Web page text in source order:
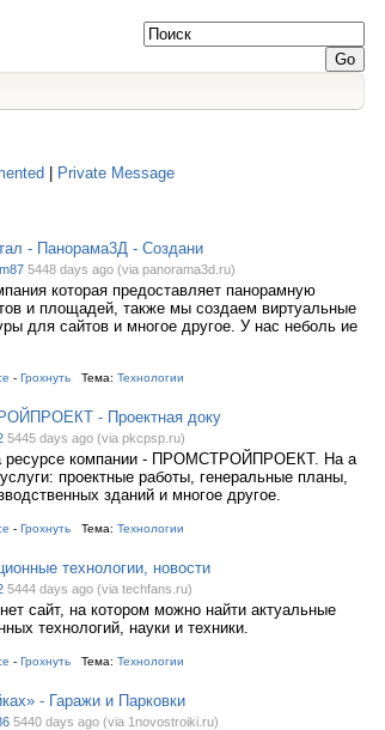
Private Message
- Панорама3Д - Создани
5448 days ago (via panorama3d.ru)
которая предоставляет панорамную
и площадей, также мы создаем виртуальные
для сайтов и многое другое. У нас неболь ие
- Грохнуть Тема: Технологии
- Проектная доку
5445 days ago (via pkcpsp.ru)
ресурсе компании - ПРОМСТРОЙПРОЕКТ. На а
проектные работы, генеральные планы,
зданий и многое другое.
- Грохнуть Тема: Технологии
технологии, новости
5444 days ago (via techfans.ru)
сайт, на котором можно найти актуальные
технологий, науки и техники.
- Грохнуть Тема: Технологии
- Гаражи и Парковки
5440 days ago (via 1novostroiki.ru)